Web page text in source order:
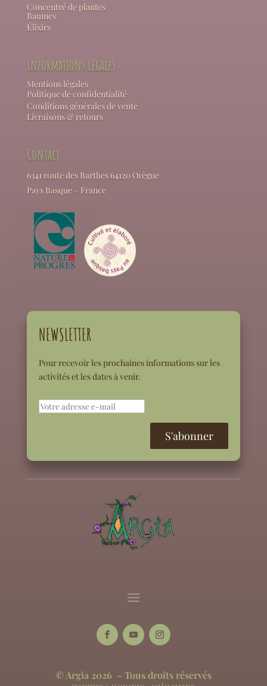
Concentré de plantes
Baumes
Élixirs
Informations légales
Mentions légales
Politique de confidentialité
Conditions générales de vente
Livraisons & retours
Contact
6341 route des Barthes 64120 Orègue
Pays Basque – France
NEWSLETTER
Pour recevoir les prochaines informations sur les
activités et les dates à venir.
© Argia 2026 – Tous droits réservés